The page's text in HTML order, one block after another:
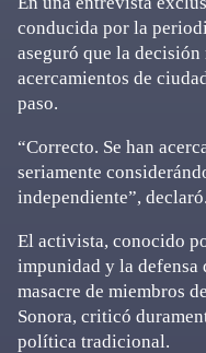
conducida por la
aseguró que la
acercamientos de
paso.
“Correcto. Se han
seriamente
independiente”, declaró.
El activista, conocido
impunidad y la defensa
masacre de miembros
Sonora, criticó
política tradicional.